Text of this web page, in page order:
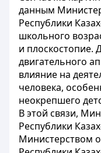
данным
Республики
школьного
и
двигательного
влияние на
человека,
неокрепшего
В этой связи,
Республики
Министерством